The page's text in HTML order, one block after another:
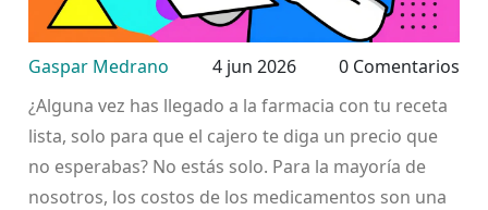
Gaspar Medrano 4 jun 2026
0 Comentarios
¿Alguna vez has llegado a la farmacia con tu receta
lista, solo para que el cajero te diga un precio que
no esperabas? No estás solo. Para la mayoría de
nosotros, los costos de los medicamentos son una